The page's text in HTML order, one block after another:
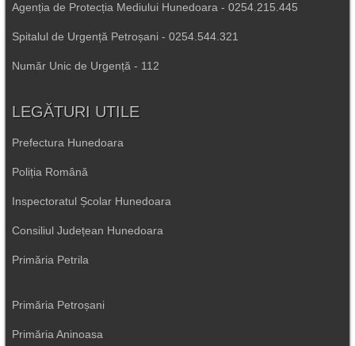
Agenția de Protecția Mediului Hunedoara - 0254.215.445
Spitalul de Urgență Petroșani - 0254.544.321
Număr Unic de Urgență - 112
LEGĂTURI UTILE
Prefectura Hunedoara
Poliția Română
Inspectoratul Școlar Hunedoara
Consiliul Județean Hunedoara
Primăria Petrila
Primăria Petroșani
Primăria Aninoasa